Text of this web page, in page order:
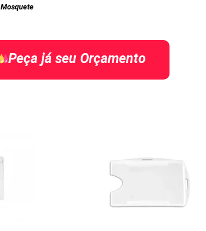
Mosquete
Peça já seu Orçamento